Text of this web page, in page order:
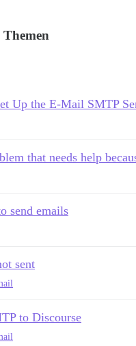
Up the E-Mail SMTP
that needs help
send emails
sent
to Discourse